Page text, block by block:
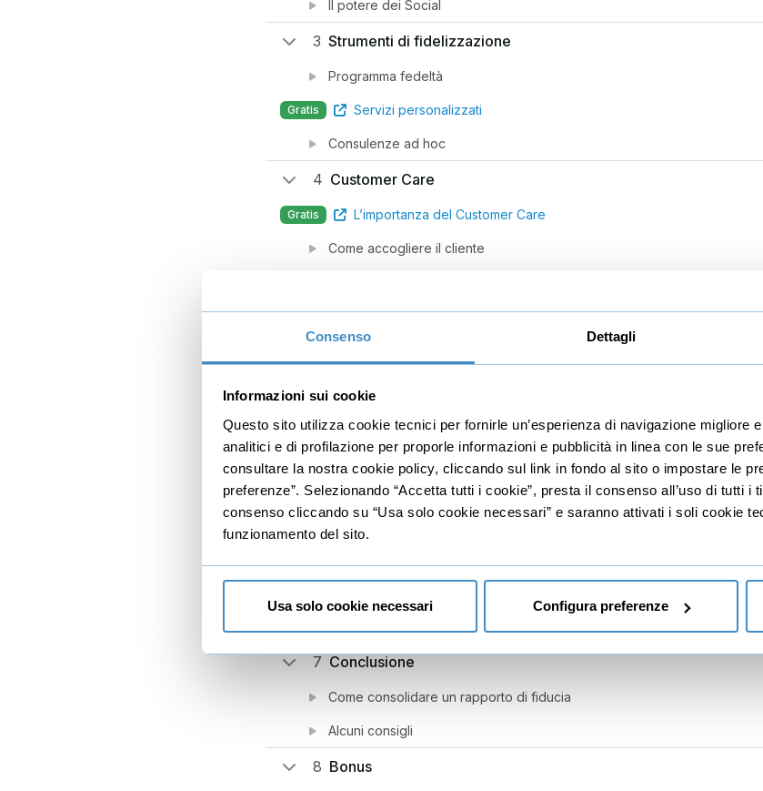
Consenso Dettagli
Informazioni sui cookie
Questo sito utilizza cookie tecnici per fornirle un’esperienza di navigazione migliore
analitici e di profilazione per proporle informazioni e pubblicità in linea con le sue
consultare la nostra cookie policy, cliccando sul link in fondo al sito o impostare le
preferenze”. Selezionando “Accetta tutti i cookie”, presta il consenso all’uso di tutti
consenso cliccando su “Usa solo cookie necessari” e saranno attivati i soli cookie
funzionamento del sito.
Usa solo cookie necessari Configura preferenze
Il potere dei Social
3 Strumenti di fidelizzazione
Programma fedeltà
Gratis Servizi personalizzati
Consulenze ad hoc
4 Customer Care
Gratis L’importanza del Customer Care
Come accogliere il cliente
Come valorizzare il Customer Care
I valori dell’azienda
Il senso di appartenenza
Come creare recensioni positive
7 Conclusione
Come consolidare un rapporto di fiducia
Alcuni consigli
8 Bonus